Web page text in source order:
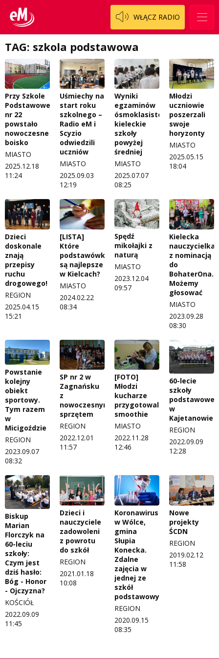
WŁĄCZ RADIO
W starych Kielcach
Wszystko w temacie
ZNAJDZIESZ NAS TAKŻE NA
TAG: szkola podstawowa
Przy Szkole
Podstawowej
nr 22
powstało
nowoczesne
boisko
MIASTO
2025.12.18
11:24
Uśmiechy na
start roku
szkolnego –
Radio eM i
Scyzio
odwiedzili
uczniów
MIASTO
2025.09.03
12:19
Wyniki
egzaminów
ósmoklasistów:
kieleckie
szkoły
powyżej
średniej
MIASTO
2025.07.07
08:25
Młodzi
uczniowie
poszerzali
swoje
horyzonty
MIASTO
2025.05.15
18:04
Dzieci
doskonale
znają
przepisy
ruchu
drogowego!
REGION
2025.04.15
15:21
[LISTA]
Które
podstawówki
są najlepsze
w Kielcach?
MIASTO
2024.02.22
08:34
Spędź
mikołajki z
naturą
MIASTO
2023.12.04
09:57
Kielecka
nauczycielka
z nominacją
do
BohaterOna.
Możemy
głosować
MIASTO
2023.09.28
08:30
Powstanie
kolejny
obiekt
sportowy.
Tym razem
w
Micigoździe
REGION
2023.09.07
08:32
SP nr 2 w
Zagnańsku
z
nowoczesnym
sprzętem
REGION
2022.12.01
11:57
[FOTO]
Młodzi
kucharze
przygotowali
smoothie
MIASTO
2022.11.28
12:46
60-lecie
szkoły
podstawowej
w
Kajetanowie
REGION
2022.09.09
12:28
Biskup
Marian
Florczyk na
60-leciu
szkoły:
Czym jest
dziś hasło:
Bóg - Honor
- Ojczyzna?
KOŚCIÓŁ
2022.09.09
11:45
Dzieci i
nauczyciele
zadowoleni
z powrotu
do szkół
REGION
2021.01.18
10:08
Koronawirus
w Wólce,
gmina
Słupia
Konecka.
Zdalne
zajęcia w
jednej ze
szkół
podstawowych
REGION
2020.09.15
08:35
Nowe
projekty
ŚCDN
REGION
2019.02.12
11:58